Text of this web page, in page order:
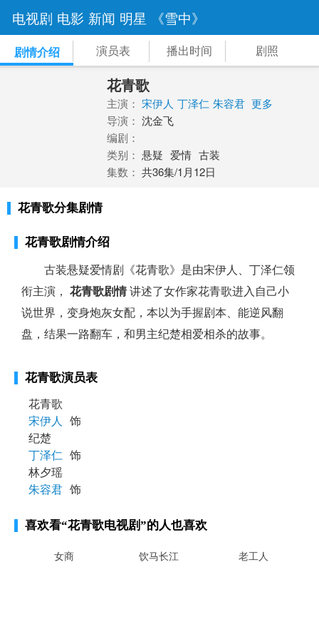
电视剧 电影 新闻 明星 《雪中》
剧情介绍 演员表 播出时间 剧照
花青歌
主演： 宋伊人 丁泽仁 朱容君 更多
导演： 沈金飞
编剧：
类别： 悬疑 爱情 古装
集数： 共36集/1月12日
花青歌分集剧情
花青歌剧情介绍
古装悬疑爱情剧《花青歌》是由宋伊人、丁泽仁领
衔主演，花青歌剧情讲述了女作家花青歌进入自己小
说世界，变身炮灰女配，本以为手握剧本、能逆风翻
盘，结果一路翻车，和男主纪楚相爱相杀的故事。
花青歌演员表
花青歌
宋伊人 饰
纪楚
丁泽仁 饰
林夕瑶
朱容君 饰
喜欢看“花青歌电视剧”的人也喜欢
女商 饮马长江 老工人